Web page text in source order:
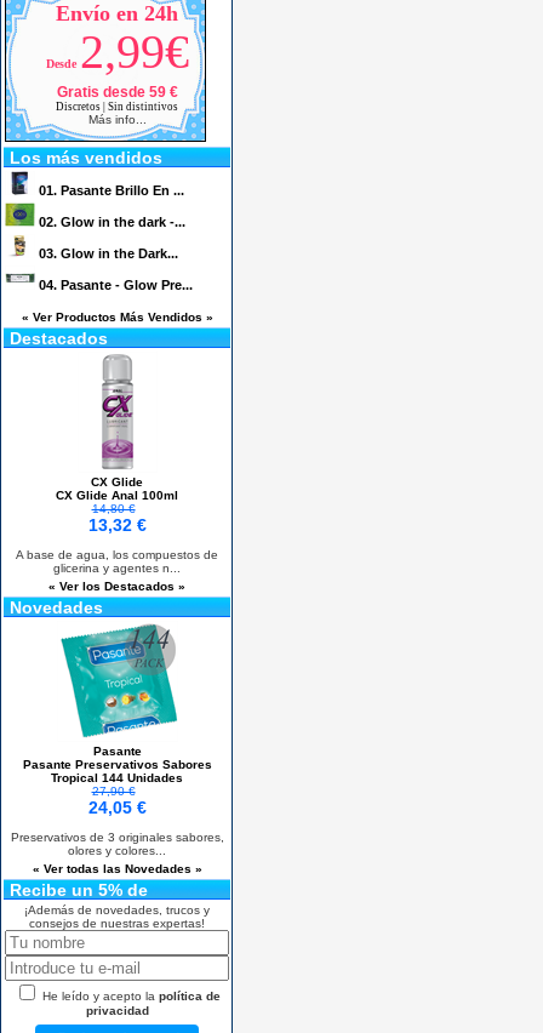
Envío en 24h
Desde 2,99€
Gratis desde 59 €
Discretos | Sin distintivos
Más info...
Los más vendidos
01. Pasante Brillo En ...
02. Glow in the dark -...
03. Glow in the Dark...
04. Pasante - Glow Pre...
« Ver Productos Más Vendidos »
Destacados
CX Glide
CX Glide Anal 100ml
14,80 €
13,32 €
A base de agua, los compuestos de
glicerina y agentes n...
« Ver los Destacados »
Novedades
Pasante
Pasante Preservativos Sabores
Tropical 144 Unidades
27,90 €
24,05 €
Preservativos de 3 originales sabores,
olores y colores...
« Ver todas las Novedades »
Recibe un 5% de
descuento
¡Además de novedades, trucos y
consejos de nuestras expertas!
He leído y acepto la política de
privacidad